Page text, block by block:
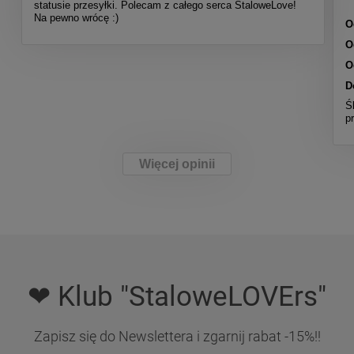
statusie przesyłki. Polecam z całego serca StaloweLove!
Na pewno wrócę :)
Więcej opinii
❤ Klub "StaloweLOVErs"
Zapisz się do Newslettera i zgarnij rabat -15%!!